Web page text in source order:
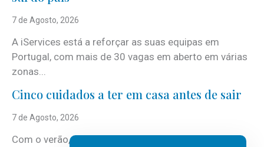
7 de Agosto, 2026
A iServices está a reforçar as suas equipas em
Portugal, com mais de 30 vagas em aberto em várias
zonas...
Cinco cuidados a ter em casa antes de sair
7 de Agosto, 2026
Com o verão, chegam também as férias, os fins-de-